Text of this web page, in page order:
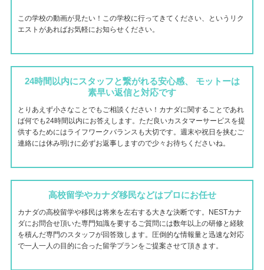
この学校の動画が見たい！この学校に行ってきてください、というリク
エストがあればお気軽にお知らせください。
24時間以内にスタッフと繋がれる安心感、 モットーは
素早い返信と対応です
とりあえず小さなことでもご相談ください！カナダに関することであれ
ば何でも24時間以内にお答えします。ただ良いカスタマーサービスを提
供するためにはライフワークバランスも大切です。週末や祝日を挟むご
連絡には休み明けに必ずお返事しますので少々お待ちくださいね。
高校留学やカナダ移民などはプロにお任せ
カナダの高校留学や移民は将来を左右する大きな決断です。NESTカナ
ダにお問合せ頂いた専門知識を要するご質問には数年以上の研修と経験
を積んだ専門のスタッフが回答致します。圧倒的な情報量と迅速な対応
で一人一人の目的に合った留学プランをご提案させて頂きます。